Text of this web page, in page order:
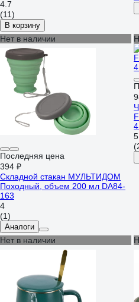
4.7
(11)
В корзину
Нет в наличии
Последняя цена
394 ₽
Складной стакан МУЛЬТИДОМ
Походный, объем 200 мл DA84-
163
4
(1)
Аналоги
5
Нет в наличии